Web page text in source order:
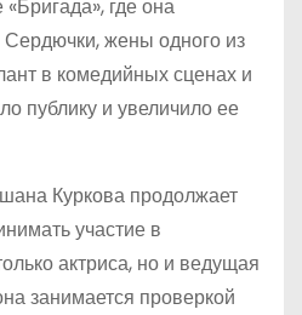
где она
жены одного из
в комедийных сценах и
публику и увеличило ее
Куркова продолжает
участие в
актриса, но и ведущая
занимается проверкой